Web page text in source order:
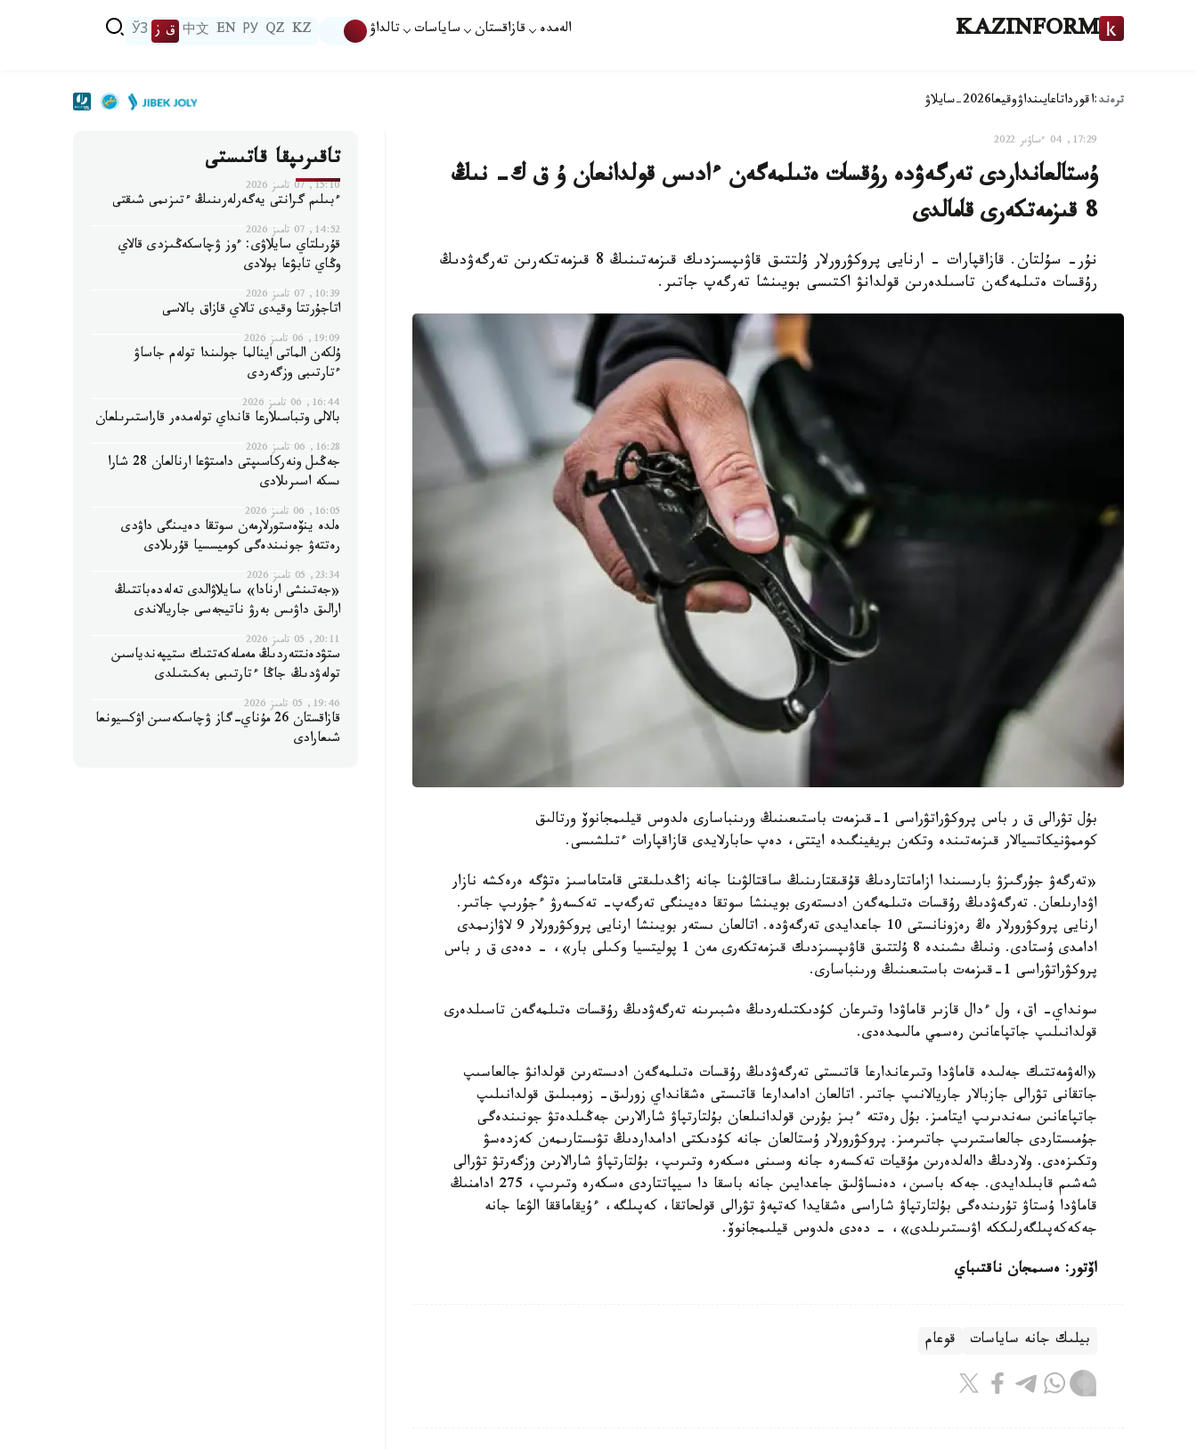
KAZINFORM الەمدە قازاقستان ساياسات تالداۋ KZ
QZ
РУ
EN
中文 ق ز ЎЗ
ترەند:اقورداتاعايىنداۋوقيعا2026-سايلاۋ
17:29, 04 ءساۋىر 2022
ۇستالعانداردى تەرگەۋدە رۇقسات ەتىلمەگەن ءادىس قولدانعان ۇ ق ك- نىڭ
8 قىزمەتكەرى قامالدى
نۇر- سۇلتان. قازاقپارات - ارنايى پروكۋرورلار ۇلتتىق قاۋىپسىزدىك قىزمەتىنىڭ 8 قىزمەتكەرىن تەرگەۋدىڭ
رۇقسات ەتىلمەگەن تاسىلدەرىن قولدانۋ اكتىسى بويىنشا تەرگەپ جاتىر.
بۇل تۋرالى ق ر باس پروكۋراتۋراسى 1-قىزمەت باستىعىنىڭ ورىنباسارى ەلدوس قيلىمجانوۆ ورتالىق
كوممۋنيكاتسيالار قىزمەتىندە وتكەن بريفينگىدە ايتتى، دەپ حابارلايدى قازاقپارات ءتىلشىسى.
«تەرگەۋ جۇرگىزۋ بارىسىندا ازاماتتاردىڭ قۇقىقتارىنىڭ ساقتالۋىنا جانە زاڭدىلىقتى قامتاماسىز ەتۋگە ەرەكشە نازار
اۋدارىلعان. تەرگەۋدىڭ رۇقسات ەتىلمەگەن ادىستەرى بويىنشا سوتقا دەيىنگى تەرگەپ- تەكسەرۋ ءجۇرىپ جاتىر.
ارنايى پروكۋرورلار ەڭ رەزونانستى 10 جاعدايدى تەرگەۋدە. اتالعان ىستەر بويىنشا ارنايى پروكۋرورلار 9 لاۋازىمدى
ادامدى ۇستادى. ونىڭ ىشىندە 8 ۇلتتىق قاۋىپسىزدىك قىزمەتكەرى مەن 1 پوليتسيا وكىلى بار»، - دەدى ق ر باس
پروكۋراتۋراسى 1-قىزمەت باستىعىنىڭ ورىنباسارى.
سونداي- اق، ول ءدال قازىر قاماۋدا وتىرعان كۇدىكتىلەردىڭ ەشبىرىنە تەرگەۋدىڭ رۇقسات ەتىلمەگەن تاسىلدەرى
قولدانىلىپ جاتپاعانىن رەسمي مالىمدەدى.
«الەۋمەتتىك جەلىدە قاماۋدا وتىرعاندارعا قاتىستى تەرگەۋدىڭ رۇقسات ەتىلمەگەن ادىستەرىن قولدانۋ جالعاسىپ
جاتقانى تۋرالى جازبالار جاريالانىپ جاتىر. اتالعان ادامدارعا قاتىستى ەشقانداي زورلىق- زومبىلىق قولدانىلىپ
جاتپاعانىن سەندىرىپ ايتامىز. بۇل رەتتە ءبىز بۇرىن قولدانىلعان بۇلتارتپاۋ شارالارىن جەڭىلدەتۋ جونىندەگى
جۇمىستاردى جالعاستىرىپ جاتىرمىز. پروكۋرورلار ۇستالعان جانە كۇدىكتى ادامداردىڭ تۋىستارىمەن كەزدەسۋ
وتكىزەدى. ولاردىڭ دالەلدەرىن مۇقيات تەكسەرە جانە وسىنى ەسكەرە وتىرىپ، بۇلتارتپاۋ شارالارىن وزگەرتۋ تۋرالى
شەشىم قابىلدايدى. جەكە باسىن، دەنساۋلىق جاعدايىن جانە باسقا دا سيپاتتاردى ەسكەرە وتىرىپ، 275 ادامنىڭ
قاماۋدا ۇستاۋ تۇرىندەگى بۇلتارتپاۋ شاراسى ەشقايدا كەتپەۋ تۋرالى قولحاتقا، كەپىلگە، ءۇيقاماققا الۋعا جانە
جەكەكەپىلگەرلىككە اۋىستىرىلدى»، - دەدى ەلدوس قيلىمجانوۆ.
اۆتور: ەسىمجان ناقتىباي
بيلىك جانە ساياسات قوعام
تاقىرىپقا قاتىستى
15:10, 07 تامىز 2026
ءبىلىم گرانتى يەگەرلەرىنىڭ ءتىزىمى شىقتى
14:52, 07 تامىز 2026
قۇرىلتاي سايلاۋى: ءوز ۋچاسكەڭىزدى قالاي
وڭاي تابۋعا بولادى
10:39, 07 تامىز 2026
اتاجۇرتتا وقيدى تالاي قازاق بالاسى
19:09, 06 تامىز 2026
ۇلكەن الماتى اينالما جولىندا تولەم جاساۋ
ءتارتىبى وزگەردى
16:44, 06 تامىز 2026
بالالى وتباسىلارعا قانداي تولەمدەر قاراستىرىلعان
16:28, 06 تامىز 2026
جەڭىل ونەركاسىپتى دامىتۋعا ارنالعان 28 شارا
ىسكە اسىرىلادى
16:05, 06 تامىز 2026
ەلدە ينۆەستورلارمەن سوتقا دەيىنگى داۋدى
رەتتەۋ جونىندەگى كوميسسيا قۇرىلادى
23:34, 05 تامىز 2026
«جەتىنشى ارنادا» سايلاۋالدى تەلەدەباتتىڭ
ارالىق داۋىس بەرۋ ناتيجەسى جاريالاندى
20:11, 05 تامىز 2026
ستۋدەنتتەردىڭ مەملەكەتتىك ستيپەندياسىن
تولەۋدىڭ جاڭا ءتارتىبى بەكىتىلدى
19:46, 05 تامىز 2026
قازاقستان 26 مۇناي-گاز ۋچاسكەسىن اۋكسيونعا
شىعارادى